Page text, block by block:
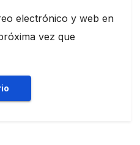
electrónico y web en
vez que